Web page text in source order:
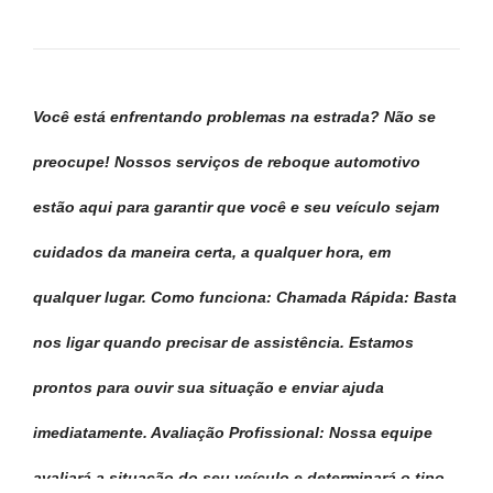
Você está enfrentando problemas na estrada? Não se
preocupe! Nossos serviços de reboque automotivo
estão aqui para garantir que você e seu veículo sejam
cuidados da maneira certa, a qualquer hora, em
qualquer lugar. Como funciona: Chamada Rápida: Basta
nos ligar quando precisar de assistência. Estamos
prontos para ouvir sua situação e enviar ajuda
imediatamente. Avaliação Profissional: Nossa equipe
avaliará a situação do seu veículo e determinará o tipo